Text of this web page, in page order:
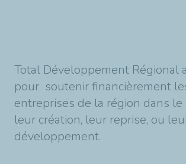
Total Développement Régional
pour soutenir financièrement
entreprises de la région dans le
leur création, leur reprise, ou
développement.